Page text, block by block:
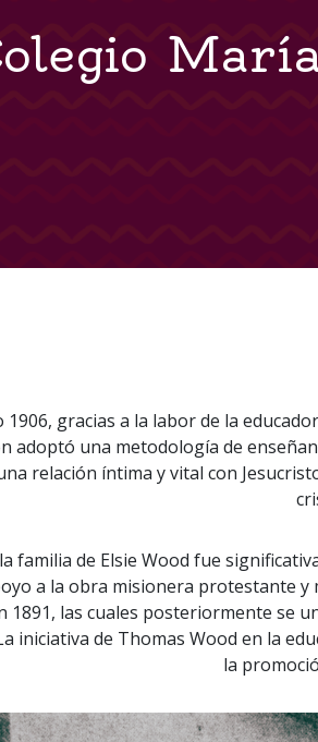
1906, gracias a la labor de la
adoptó una metodología de
relación íntima y vital con
familia de Elsie Wood fue
a la obra misionera protestante y
1891, las cuales posteriormente se
iniciativa de Thomas Wood en la
la